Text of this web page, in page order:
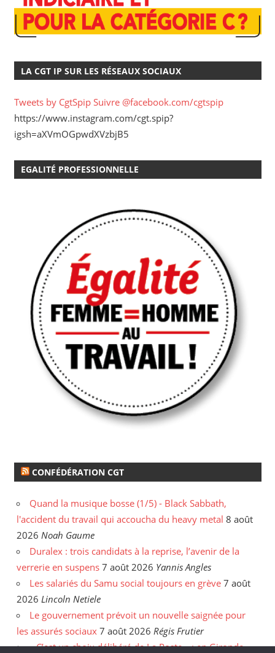
LA CGT IP SUR LES RÉSEAUX SOCIAUX
Tweets by CgtSpip Suivre @facebook.com/cgtspip
https://www.instagram.com/cgt.spip?
igsh=aXVmOGpwdXVzbjB5
EGALITÉ PROFESSIONNELLE
CONFÉDÉRATION CGT
Quand la musique bosse (1/5) - Black Sabbath,
l'accident du travail qui accoucha du heavy metal 8 août
2026 Noah Gaume
Duralex : trois candidats à la reprise, l’avenir de la
verrerie en suspens 7 août 2026 Yannis Angles
Les salariés du Samu social toujours en grève 7 août
2026 Lincoln Netiele
Le gouvernement prévoit un nouvelle saignée pour
les assurés sociaux 7 août 2026 Régis Frutier
« C’est un choix délibéré de La Poste » : en Gironde,